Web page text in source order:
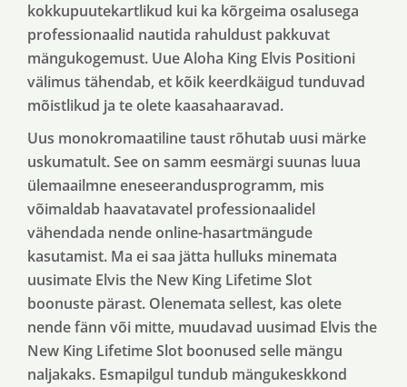
kokkupuutekartlikud kui ka kõrgeima osalusega
professionaalid nautida rahuldust pakkuvat
mängukogemust. Uue Aloha King Elvis Positioni
välimus tähendab, et kõik keerdkäigud tunduvad
mõistlikud ja te olete kaasahaaravad.
Uus monokromaatiline taust rõhutab uusi märke
uskumatult. See on samm eesmärgi suunas luua
ülemaailmne eneseerandusprogramm, mis
võimaldab haavatavatel professionaalidel
vähendada nende online-hasartmängude
kasutamist. Ma ei saa jätta hulluks minemata
uusimate Elvis the New King Lifetime Slot
boonuste pärast. Olenemata sellest, kas olete
nende fänn või mitte, muudavad uusimad Elvis the
New King Lifetime Slot boonused selle mängu
naljakaks. Esmapilgul tundub mängukeskkond